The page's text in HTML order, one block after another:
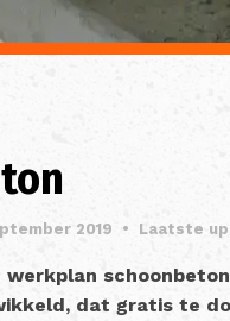
2019 • Laatste
werkplan
dat gratis te